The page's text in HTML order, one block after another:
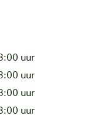
uur
uur
uur
uur